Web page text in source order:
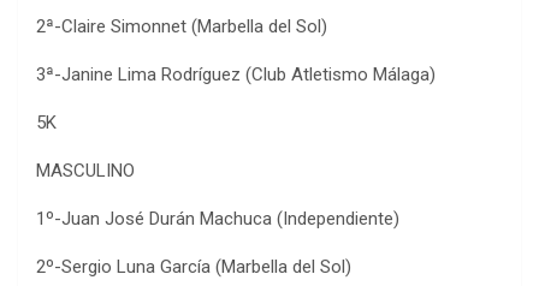
2ª-Claire Simonnet (Marbella del Sol)
3ª-Janine Lima Rodríguez (Club Atletismo Málaga)
5K
MASCULINO
1º-Juan José Durán Machuca (Independiente)
2º-Sergio Luna García (Marbella del Sol)